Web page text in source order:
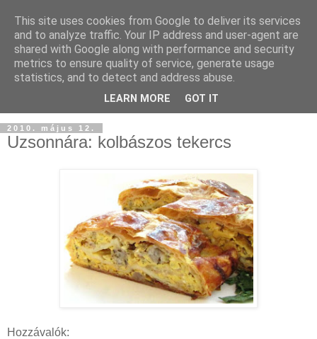
2010. május 12.
Uzsonnára: kolbászos tekercs
Hozzávalók:
This site uses cookies from Google to deliver its services
and to analyze traffic. Your IP address and user-agent are
shared with Google along with performance and security
metrics to ensure quality of service, generate usage
statistics, and to detect and address abuse.
LEARN MORE GOT IT